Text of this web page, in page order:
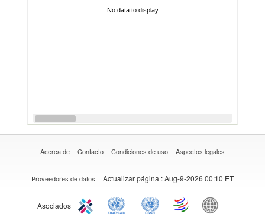
No data to display
Acerca de Contacto Condiciones de uso Aspectos legales
Proveedores de datos Actualizar página : Aug-9-2026 00:10 ET
Asociados